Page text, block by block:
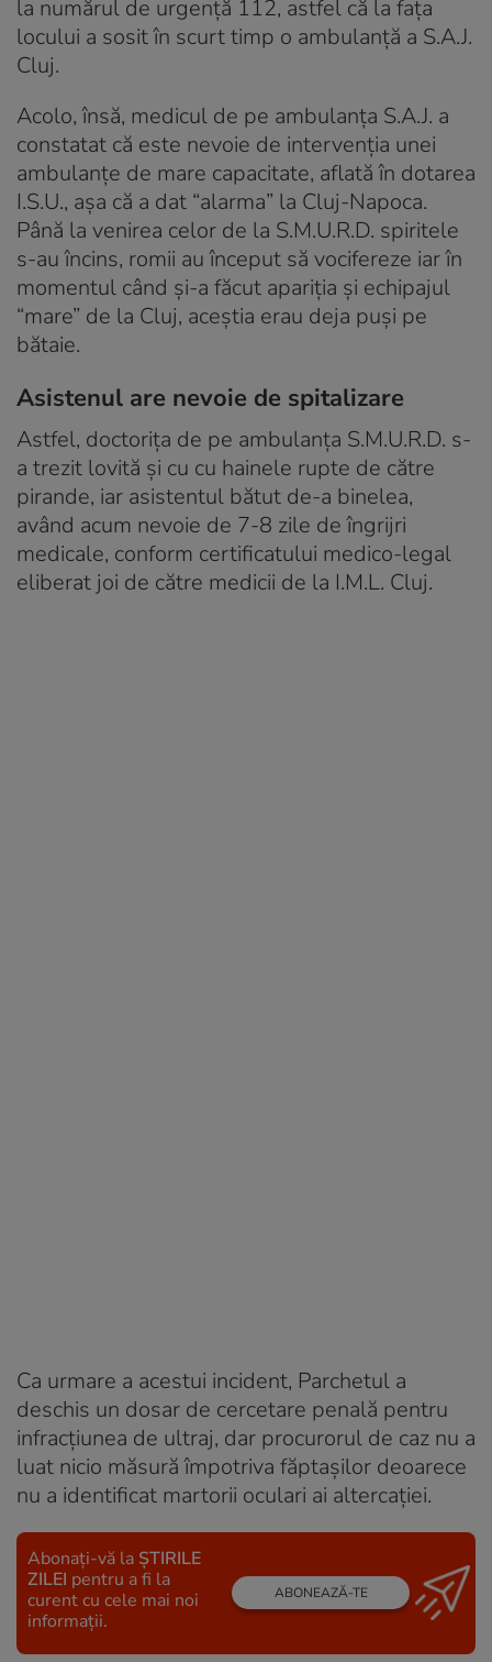
la numărul de urgenţă 112, astfel că la faţa
locului a sosit în scurt timp o ambulanţă a S.A.J.
Cluj.
Acolo, însă, medicul de pe ambulanţa S.A.J. a
constatat că este nevoie de intervenţia unei
ambulanţe de mare capacitate, aflată în dotarea
I.S.U., aşa că a dat “alarma” la Cluj-Napoca.
Până la venirea celor de la S.M.U.R.D. spiritele
s-au încins, romii au început să vocifereze iar în
momentul când şi-a făcut apariţia şi echipajul
“mare” de la Cluj, aceştia erau deja puşi pe
bătaie.
Asistenul are nevoie de spitalizare
Astfel, doctoriţa de pe ambulanţa S.M.U.R.D. s-
a trezit lovită şi cu cu hainele rupte de către
pirande, iar asistentul bătut de-a binelea,
având acum nevoie de 7-8 zile de îngrijri
medicale, conform certificatului medico-legal
eliberat joi de către medicii de la I.M.L. Cluj.
Ca urmare a acestui incident, Parchetul a
deschis un dosar de cercetare penală pentru
infracţiunea de ultraj, dar procurorul de caz nu a
luat nicio măsură împotriva făptaşilor deoarece
nu a identificat martorii oculari ai altercaţiei.
Abonați-vă la ȘTIRILE
ZILEI pentru a fi la
curent cu cele mai noi
informații.
ABONEAZĂ-TE